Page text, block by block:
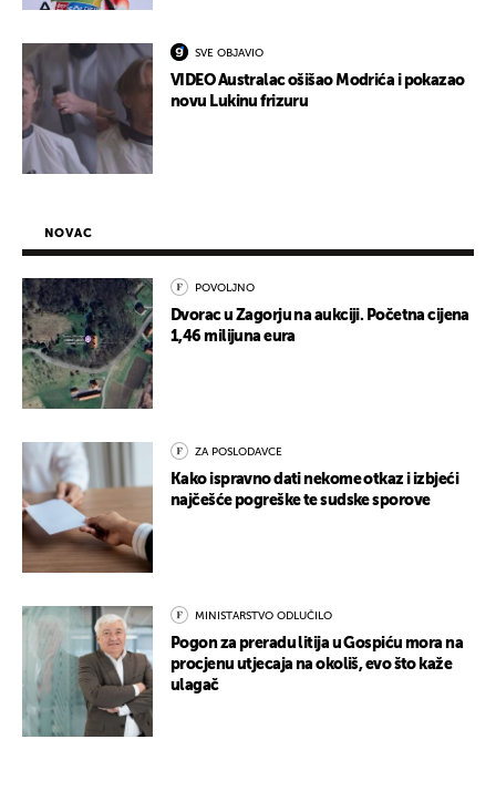
SVE OBJAVIO
VIDEO Australac ošišao Modrića i pokazao
novu Lukinu frizuru
NOVAC
POVOLJNO
Dvorac u Zagorju na aukciji. Početna cijena
1,46 milijuna eura
ZA POSLODAVCE
Kako ispravno dati nekome otkaz i izbjeći
najčešće pogreške te sudske sporove
MINISTARSTVO ODLUČILO
Pogon za preradu litija u Gospiću mora na
procjenu utjecaja na okoliš, evo što kaže
ulagač